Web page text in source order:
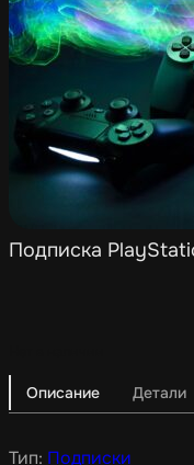
Подписка
Описание Детали
Тип: Подписки